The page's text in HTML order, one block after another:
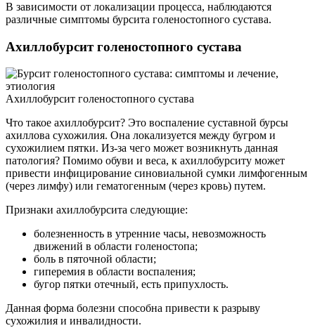
В зависимости от локализации процесса, наблюдаются
различные симптомы бурсита голеностопного сустава.
Ахиллобурсит голеностопного сустава
Ахиллобурсит голеностопного сустава
Что такое ахиллобурсит? Это воспаление суставной бурсы
ахиллова сухожилия. Она локализуется между бугром и
сухожилием пятки. Из-за чего может возникнуть данная
патология? Помимо обуви и веса, к ахиллобурситу может
привести инфицирование синовиальной сумки лимфогенным
(через лимфу) или гематогенным (через кровь) путем.
Признаки ахиллобурсита следующие:
болезненность в утренние часы, невозможность
движений в области голеностопа;
боль в пяточной области;
гиперемия в области воспаления;
бугор пятки отечный, есть припухлость.
Данная форма болезни способна привести к разрыву
сухожилия и инвалидности.